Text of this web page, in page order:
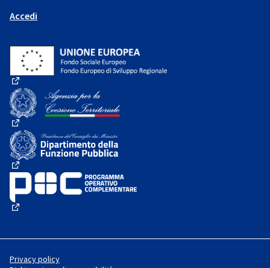
Accedi
(Collegamento esterno)
(Collegamento esterno)
(Collegamento esterno)
Privacy policy